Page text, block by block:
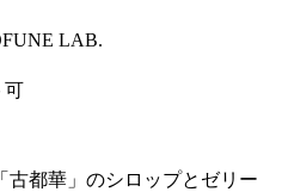
LAB.
可
古都華」のシロップとゼリー